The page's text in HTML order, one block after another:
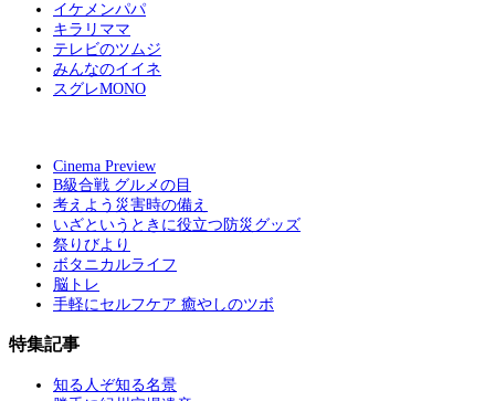
イケメンパパ
キラリママ
テレビのツムジ
みんなのイイネ
スグレMONO
Cinema Preview
B級合戦 グルメの目
考えよう災害時の備え
いざというときに役立つ防災グッズ
祭りびより
ボタニカルライフ
脳トレ
手軽にセルフケア 癒やしのツボ
特集記事
知る人ぞ知る名景